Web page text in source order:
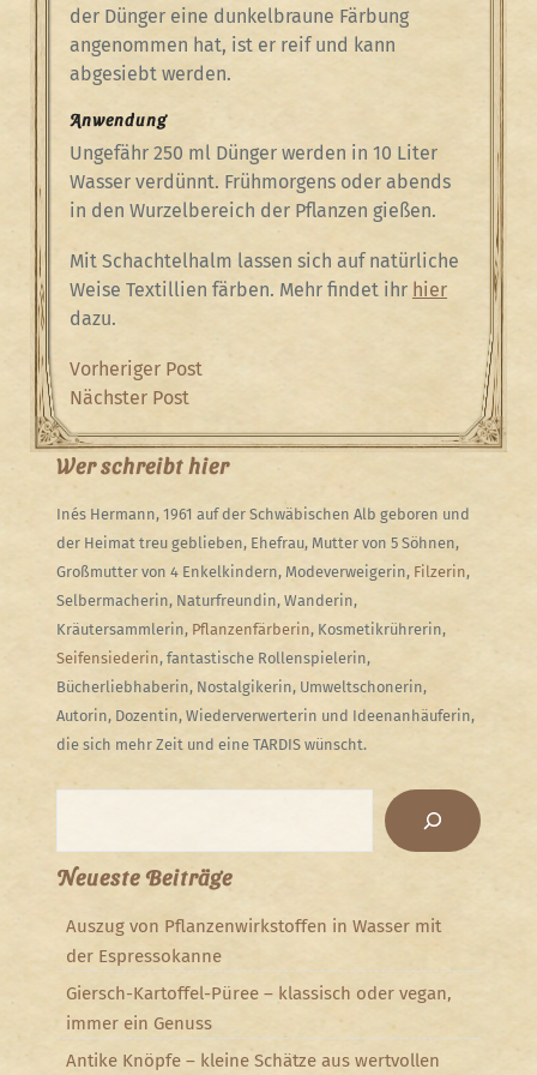
der Dünger eine dunkelbraune Färbung
angenommen hat, ist er reif und kann
abgesiebt werden.
Anwendung
Ungefähr 250 ml Dünger werden in 10 Liter
Wasser verdünnt. Frühmorgens oder abends
in den Wurzelbereich der Pflanzen gießen.
Mit Schachtelhalm lassen sich auf natürliche
Weise Textillien färben. Mehr findet ihr hier
dazu.
Beitragsnavigation
Previous
Post
Vorheriger Post
Next
Post
Nächster Post
Wer schreibt hier
Inés Hermann, 1961 auf der Schwäbischen Alb geboren und
der Heimat treu geblieben, Ehefrau, Mutter von 5 Söhnen,
Großmutter von 4 Enkelkindern, Modeverweigerin, Filzerin,
Selbermacherin, Naturfreundin, Wanderin,
Kräutersammlerin, Pflanzenfärberin, Kosmetikrührerin,
Seifensiederin, fantastische Rollenspielerin,
Bücherliebhaberin, Nostalgikerin, Umweltschonerin,
Autorin, Dozentin, Wiederverwerterin und Ideenanhäuferin,
die sich mehr Zeit und eine TARDIS wünscht.
Neueste Beiträge
Auszug von Pflanzenwirkstoffen in Wasser mit
der Espressokanne
Giersch-Kartoffel-Püree – klassisch oder vegan,
immer ein Genuss
Antike Knöpfe – kleine Schätze aus wertvollen